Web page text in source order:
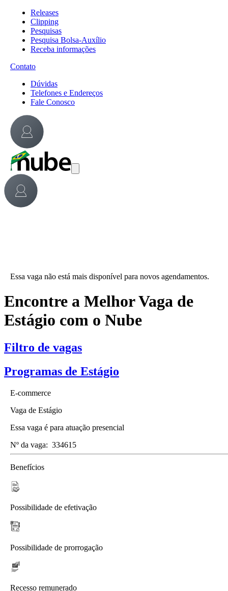
Releases
Clipping
Pesquisas
Pesquisa Bolsa-Auxílio
Receba informações
Contato
Dúvidas
Telefones e Endereços
Fale Conosco
Essa vaga não está mais disponível para novos agendamentos.
Encontre a Melhor Vaga de
Estágio com o Nube
Filtro de vagas
Programas de Estágio
E-commerce
Vaga de Estágio
Essa vaga é para atuação presencial
Nº da vaga: 334615
Benefícios
Possibilidade de efetivação
Possibilidade de prorrogação
Recesso remunerado